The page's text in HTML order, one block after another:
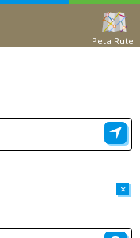
Peta Rute
×